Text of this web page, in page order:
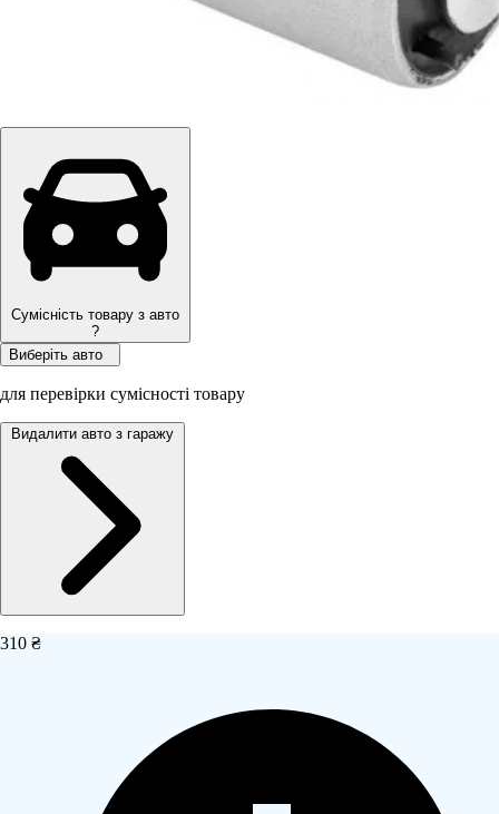
Сумісність товару з авто
?
Виберіть авто
для перевірки сумісності товару
Видалити авто з гаражу
310 ₴